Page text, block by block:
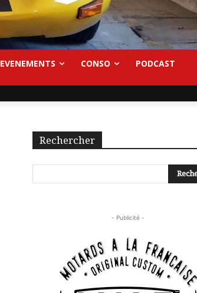
EVENEMENTS CONSO PODCAST
Rechercher
- Publicité -